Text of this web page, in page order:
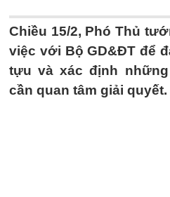
Chiều 15/2, Phó Thủ
việc với Bộ GD&ĐT để
tựu và xác định
cần quan tâm giải quyết.